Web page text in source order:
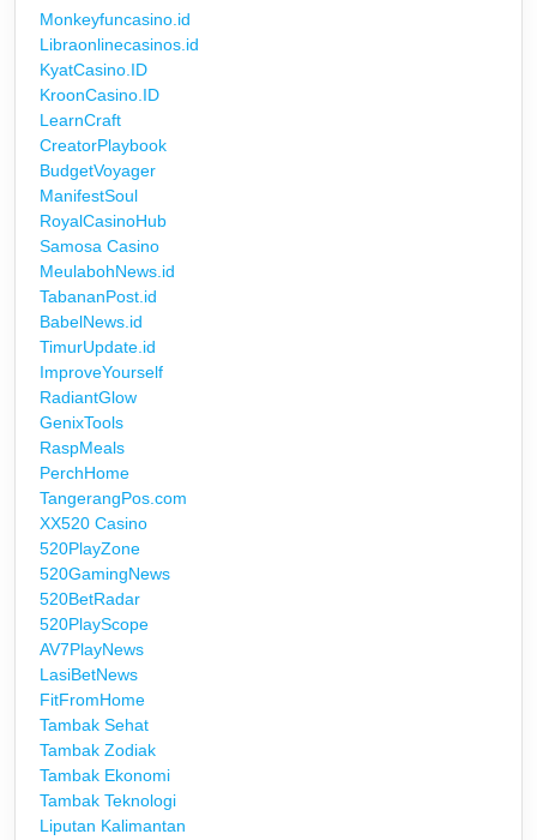
Monkeyfuncasino.id
Libraonlinecasinos.id
KyatCasino.ID
KroonCasino.ID
LearnCraft
CreatorPlaybook
BudgetVoyager
ManifestSoul
RoyalCasinoHub
Samosa Casino
MeulabohNews.id
TabananPost.id
BabelNews.id
TimurUpdate.id
ImproveYourself
RadiantGlow
GenixTools
RaspMeals
PerchHome
TangerangPos.com
XX520 Casino
520PlayZone
520GamingNews
520BetRadar
520PlayScope
AV7PlayNews
LasiBetNews
FitFromHome
Tambak Sehat
Tambak Zodiak
Tambak Ekonomi
Tambak Teknologi
Liputan Kalimantan